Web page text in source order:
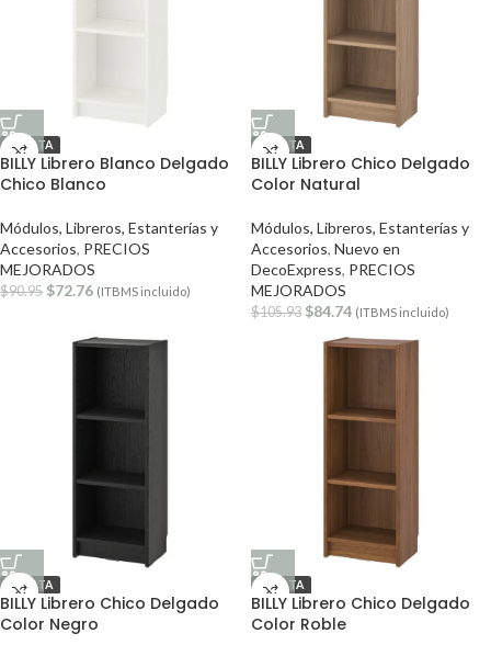
OFERTA
BILLY Librero Blanco Delgado
Chico Blanco
Módulos, Libreros, Estanterías y
Accesorios, PRECIOS
MEJORADOS
$90.95 $72.76 (ITBMS incluido)
OFERTA
BILLY Librero Chico Delgado
Color Natural
Módulos, Libreros, Estanterías y
Accesorios, Nuevo en
DecoExpress, PRECIOS
MEJORADOS
$105.93 $84.74 (ITBMS incluido)
OFERTA
BILLY Librero Chico Delgado
Color Negro
OFERTA
BILLY Librero Chico Delgado
Color Roble